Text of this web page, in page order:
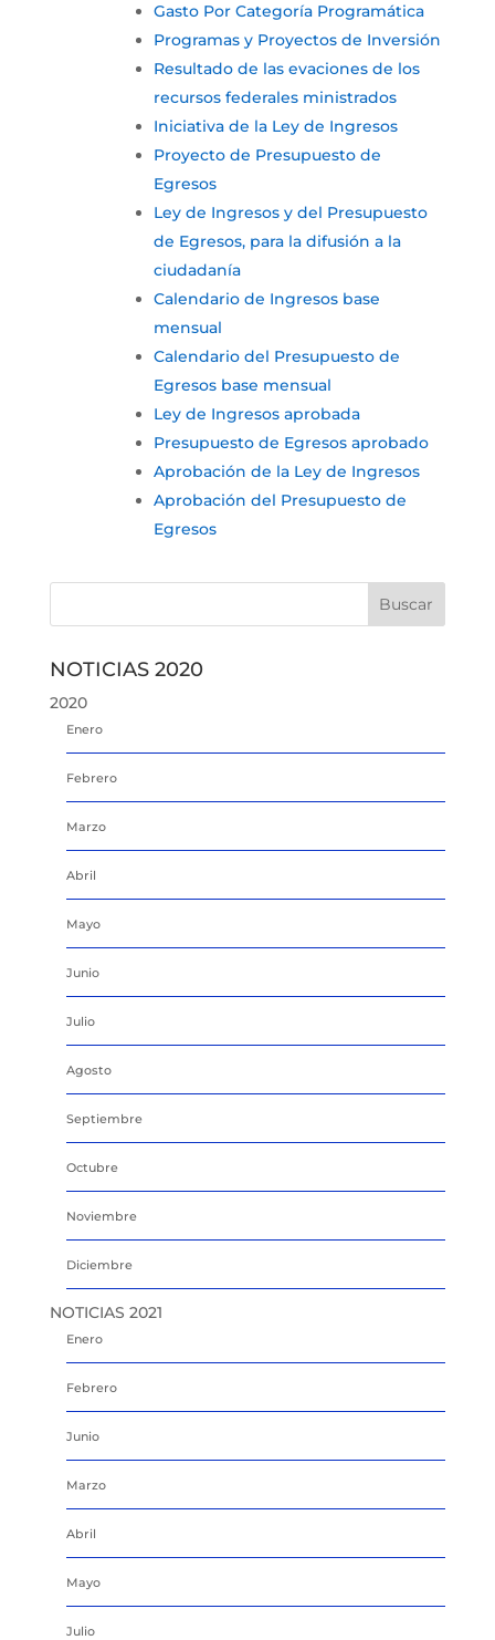
Gasto Por Categoría Programática
Programas y Proyectos de Inversión
Resultado de las evaciones de los
recursos federales ministrados
Iniciativa de la Ley de Ingresos
Proyecto de Presupuesto de
Egresos
Ley de Ingresos y del Presupuesto
de Egresos, para la difusión a la
ciudadanía
Calendario de Ingresos base
mensual
Calendario del Presupuesto de
Egresos base mensual
Ley de Ingresos aprobada
Presupuesto de Egresos aprobado
Aprobación de la Ley de Ingresos
Aprobación del Presupuesto de
Egresos
NOTICIAS 2020
2020
Enero
Febrero
Marzo
Abril
Mayo
Junio
Julio
Agosto
Septiembre
Octubre
Noviembre
Diciembre
NOTICIAS 2021
Enero
Febrero
Junio
Marzo
Abril
Mayo
Julio